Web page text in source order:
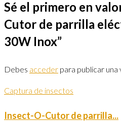
Sé el primero en
Cutor de parrilla
30W Inox”
Debes acceder para publicar una
Captura de insectos
Insect-O-Cutor de parrilla...